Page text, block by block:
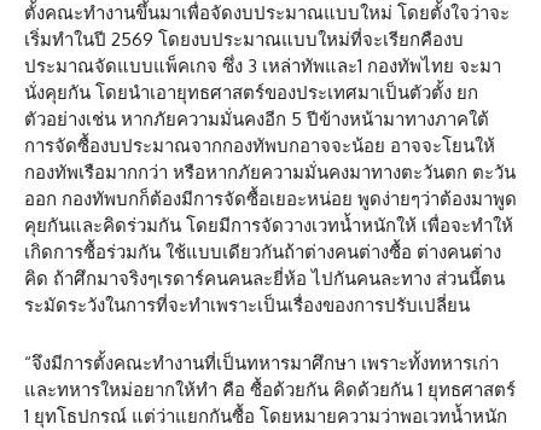
ตั้งคณะทำงานขึ้นมาเพื่อจัดงบประมาณแบบใหม่ โดยตั้งใจว่าจะ
เริ่มทำในปี 2569 โดยงบประมาณแบบใหม่ที่จะเรียกคืองบ
ประมาณจัดแบบแพ็คเกจ ซึ่ง 3 เหล่าทัพและ1 กองทัพไทย จะมา
นั่งคุยกัน โดยนำเอายุทธศาสตร์ของประเทศมาเป็นตัวตั้ง ยก
ตัวอย่างเช่น หากภัยความมั่นคงอีก 5 ปีข้างหน้ามาทางภาคใต้
การจัดซื้องบประมาณจากกองทัพบกอาจจะน้อย อาจจะโยนให้
กองทัพเรือมากกว่า หรือหากภัยความมั่นคงมาทางตะวันตก ตะวัน
ออก กองทัพบกก็ต้องมีการจัดซื้อเยอะหน่อย พูดง่ายๆว่าต้องมาพูด
คุยกันและคิดร่วมกัน โดยมีการจัดวางเวทน้ำหนักให้ เพื่อจะทำให้
เกิดการซื้อร่วมกัน ใช้แบบเดียวกันถ้าต่างคนต่างซื้อ ต่างคนต่าง
คิด ถ้าศึกมาจริงๆเรดาร์คนคนละยี่ห้อ ไปกันคนละทาง ส่วนนี้ตน
ระมัดระวังในการที่จะทำเพราะเป็นเรื่องของการปรับเปลี่ยน
“จึงมีการตั้งคณะทำงานที่เป็นทหารมาศึกษา เพราะทั้งทหารเก่า
และทหารใหม่อยากให้ทำ คือ ซื้อด้วยกัน คิดด้วยกัน 1 ยุทธศาสตร์
1 ยุทโธปกรณ์ แต่ว่าแยกกันซื้อ โดยหมายความว่าพอเวทน้ำหนัก